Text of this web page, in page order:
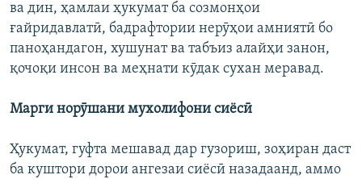
ва дин, ҳамлаи ҳукумат ба созмонҳои
ғайридавлатӣ, бадрафтории нерӯҳои амниятӣ бо
паноҳандагон, хушунат ва табъиз алайҳи занон,
қочоқи инсон ва меҳнати кӯдак сухан меравад.
Марги норӯшани мухолифони сиёсӣ
Ҳукумат, гуфта мешавад дар гузориш, зоҳиран даст
ба куштори дорои ангезаи сиёсӣ назадаанд, аммо